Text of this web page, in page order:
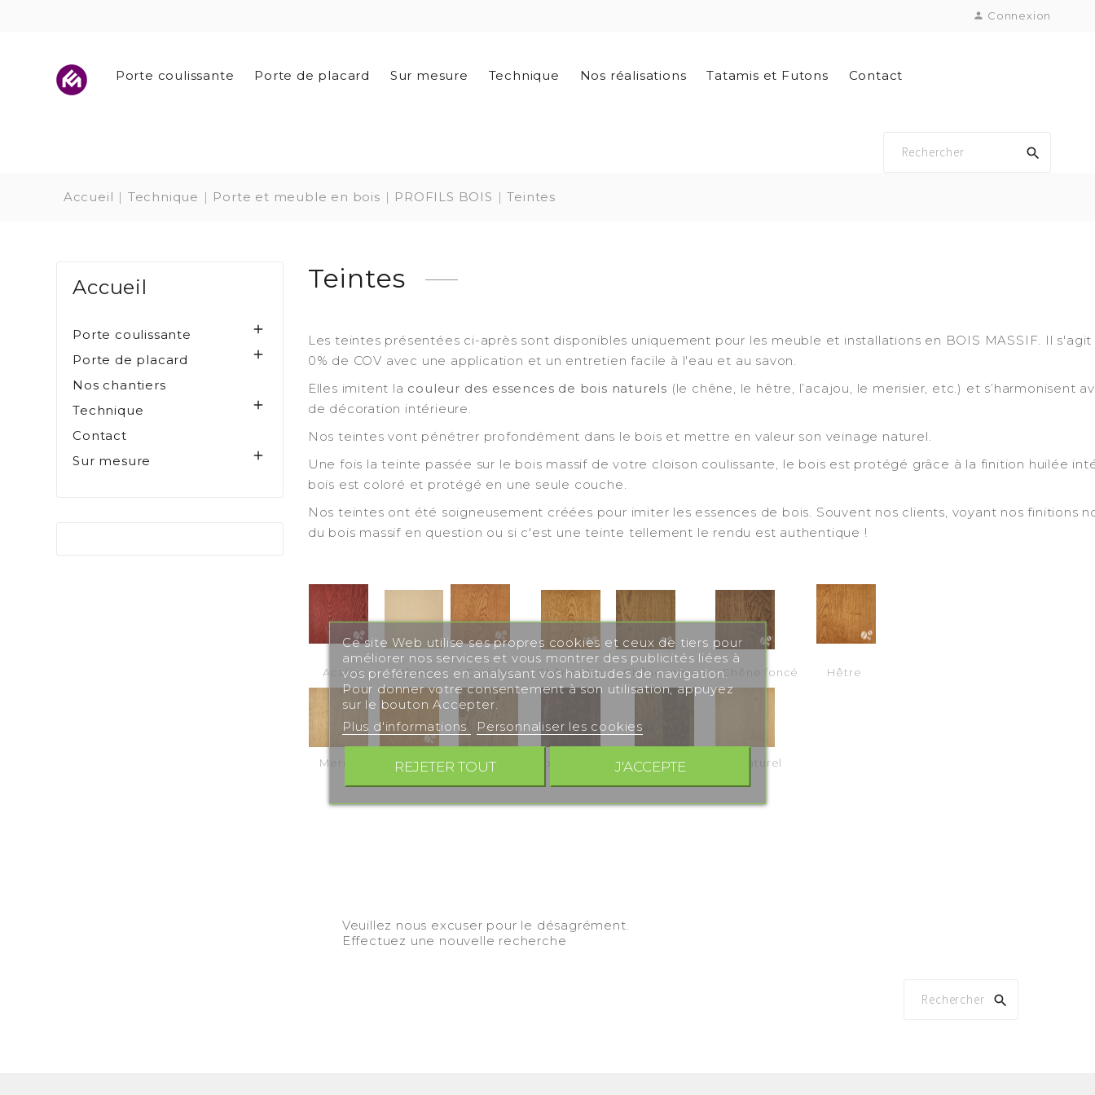
 Connexion
Porte coulissante Porte de placard Sur mesure Technique Nos réalisations Tatamis et Futons Contact

Accueil Technique Porte et meuble en bois PROFILS BOIS Teintes
Accueil
Porte coulissante 
Porte de placard 
Nos chantiers
Technique

Contact
Sur mesure

Teintes
Les teintes présentées ci-après sont disponibles uniquement pour les meuble et installations en BOIS MASSIF. Il
0% de COV avec une application et un entretien facile à l'eau et au savon.
Elles imitent la couleur des essences de bois naturels (le chêne, le hêtre, l’acajou, le merisier, etc.) et s’harmonisent
de décoration intérieure.
Nos teintes vont pénétrer profondément dans le bois et mettre en valeur son veinage naturel.
Une fois la teinte passée sur le bois massif de votre cloison coulissante, le bois est protégé grâce à la finition huilée
bois est coloré et protégé en une seule couche.
Nos teintes ont été soigneusement créées pour imiter les essences de bois. Souvent nos clients, voyant nos finitions
du bois massif en question ou si c'est une teinte tellement le rendu est authentique !
Acajou Blanc Cerisier Chêne clair Chêne moyen Chêne foncé Hêtre
Merisier Miel Noyer clair Noir Naturel
Veuillez nous excuser pour le désagrément.
Effectuez une nouvelle recherche

Ce site Web utilise ses propres cookies et ceux de tiers pour
améliorer nos services et vous montrer des publicités liées à
vos préférences en analysant vos habitudes de navigation.
Pour donner votre consentement à son utilisation, appuyez
sur le bouton Accepter.
Plus d'informations
Personnaliser les cookies
REJETER TOUT J'ACCEPTE